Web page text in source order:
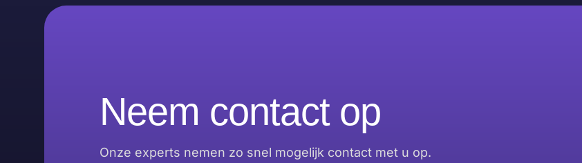
Neem contact op
Onze experts nemen zo snel mogelijk contact met u op.